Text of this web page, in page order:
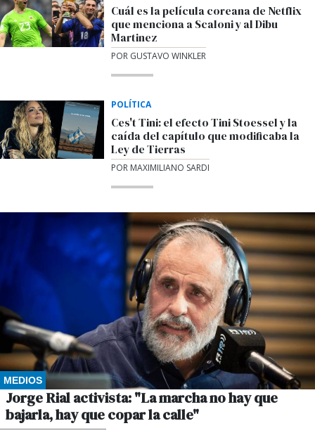
Cuál es la película coreana de Netflix
que menciona a Scaloni y al Dibu
Martinez
POR GUSTAVO WINKLER
POLÍTICA
Ces't Tini: el efecto Tini Stoessel y la
caída del capítulo que modificaba la
Ley de Tierras
POR MAXIMILIANO SARDI
MEDIOS
Jorge Rial activista: "La marcha no hay que
bajarla, hay que copar la calle"